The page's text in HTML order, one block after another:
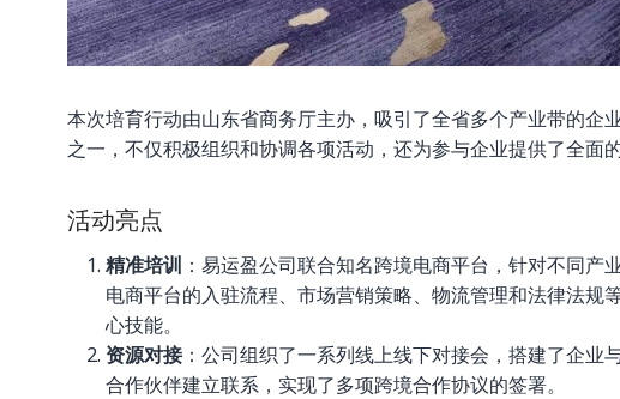
本次培育行动由山东省商务厅主办，吸引了全省多个产业带的企
之一，不仅积极组织和协调各项活动，还为参与企业提供了全面
活动亮点
精准培训 ：易运盈公司联合知名跨境电商平台，针对不同
电商平台的入驻流程、市场营销策略、物流管理和法律法
心技能。
资源对接：公司组织了一系列线上线下对接会，搭建了企业
合作伙伴建立联系，实现了多项跨境合作协议的签署。